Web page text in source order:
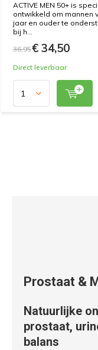
ACTIVE MEN 50+ is
ontwikkeld om mannen
jaar en ouder te
bij h...
36,95€ 34,50
Direct leverbaar
Prostaat &
Natuurlijke
prostaat,
balans